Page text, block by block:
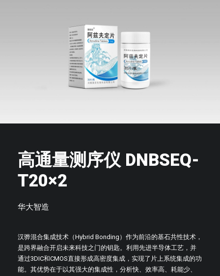
高通量测序仪 DNBSEQ-
T20×2
华大智造
汉骅混合集成技术（Hybrid Bonding）作为前沿的基石共性技术，
是跨界融合开启未来科技之门的钥匙。利用先进半导体工艺，并
通过3DIC和CMOS直接形成高密度集成，实现了片上系统集成的功
能。其优势在于以其强大的集成性，分析快、效率高、耗能少、